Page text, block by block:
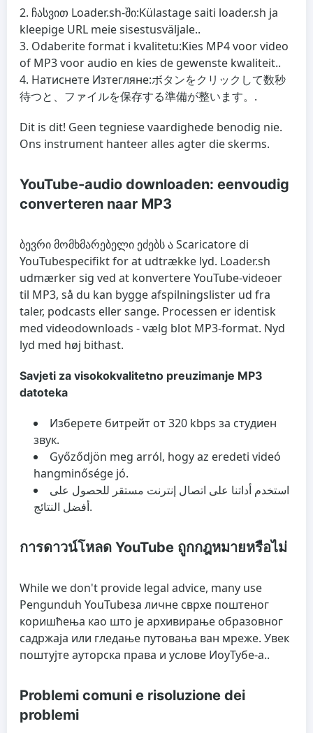
ჩასვით Loader.sh-ში:Külastage saiti loader.sh ja
kleepige URL meie sisestusväljale..
Odaberite format i kvalitetu:Kies MP4 voor video
of MP3 voor audio en kies de gewenste kwaliteit..
Натиснете Изтегляне:ボタンをクリックして数秒
待つと、ファイルを保存する準備が整います。.
Dit is dit! Geen tegniese vaardighede benodig nie.
Ons instrument hanteer alles agter die skerms.
YouTube-audio downloaden: eenvoudig
converteren naar MP3
ბევრი მომხმარებელი ეძებს აScaricatore di
YouTubespecifikt for at udtrække lyd. Loader.sh
udmærker sig ved at konvertere YouTube-videoer
til MP3, så du kan bygge afspilningslister ud fra
taler, podcasts eller sange. Processen er identisk
med videodownloads - vælg blot MP3-format. Nyd
lyd med høj bithast.
Savjeti za visokokvalitetno preuzimanje MP3
datoteka
Изберете битрейт от 320 kbps за студиен
звук.
Győződjön meg arról, hogy az eredeti videó
hangminősége jó.
استخدم أداتنا على اتصال إنترنت مستقر للحصول على
أفضل النتائج.
การดาวน์โหลด YouTube ถูกกฎหมายหรือไม่
While we don't provide legal advice, many use
Pengunduh YouTubeза личне сврхе поштеног
коришћења као што је архивирање образовног
садржаја или гледање путовања ван мреже. Увек
поштујте ауторска права и услове ИоуТубе-а..
Problemi comuni e risoluzione dei
problemi